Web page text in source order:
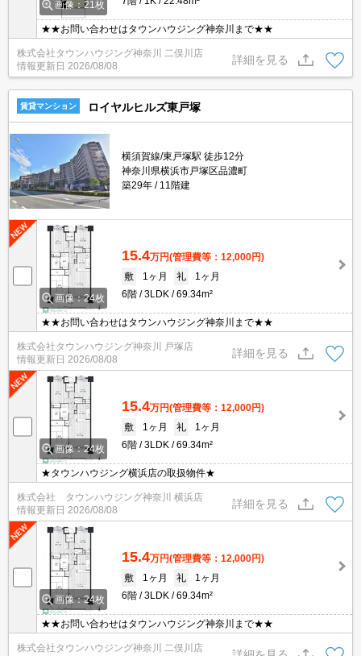
画像：21枚
★★お問い合わせはタウンハウジング神奈川まで★★
株式会社タウンハウジング神奈川 二俣川店
情報更新日 2026/08/08
詳細を見る
賃貸マンション ロイヤルヒルズ東戸塚
横須賀線/東戸塚駅 徒歩12分
神奈川県横浜市戸塚区品濃町
築29年
11階建
画像：24枚
15.4万円(管理費等：12,000円)
敷
1ヶ月 礼
1ヶ月
6階
3LDK 69.34m²
★★お問い合わせはタウンハウジング神奈川まで★★
株式会社タウンハウジング神奈川 戸塚店
情報更新日 2026/08/08
詳細を見る
画像：24枚
15.4万円(管理費等：12,000円)
敷
1ヶ月 礼
1ヶ月
6階
3LDK 69.34m²
★タウンハウジング横浜店の取扱物件★
株式会社 タウンハウジング神奈川 横浜店
情報更新日 2026/08/08
詳細を見る
画像：24枚
15.4万円(管理費等：12,000円)
敷
1ヶ月 礼
1ヶ月
6階
3LDK 69.34m²
★★お問い合わせはタウンハウジング神奈川まで★★
株式会社タウンハウジング神奈川 二俣川店